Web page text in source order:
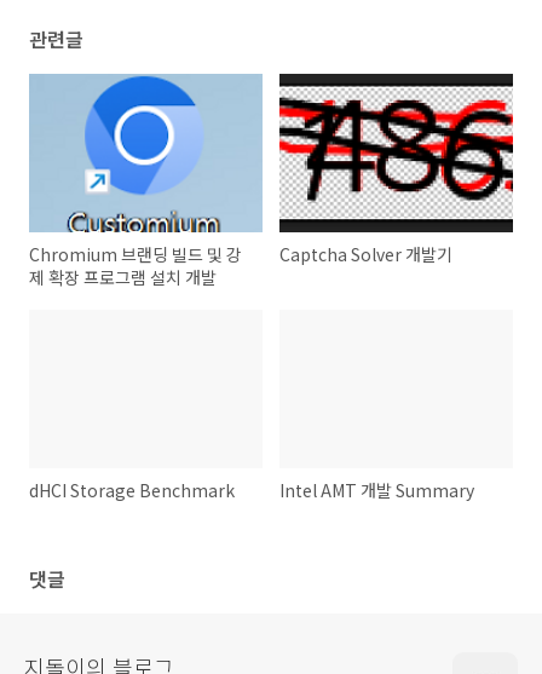
관련글
Chromium 브랜딩 빌드 및 강
제 확장 프로그램 설치 개발
Captcha Solver 개발기
dHCI Storage Benchmark Intel AMT 개발 Summary
댓글
지돌이의 블로그